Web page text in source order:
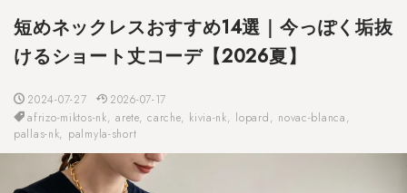
短めネックレスおすすめ14選｜今っぽく垢抜
けるショート丈コーデ【2026夏】
2024-07-27
2026-07-17
afrizo-miktos-nk,arete,carche, kivia-nk, lopard, novac-blanca,
pallas-nk, palmyla-short